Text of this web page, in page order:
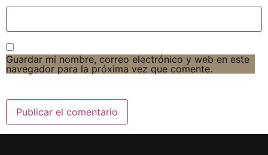
Guardar mi nombre, correo electrónico y web en este
navegador para la próxima vez que comente.